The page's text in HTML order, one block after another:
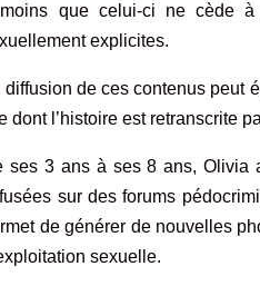
que celui-ci ne cède à
explicites.
diffusion de ces contenus peut
dont l’histoire est retranscrite
ses 3 ans à ses 8 ans, Olivia
sur des forums
de générer de nouvelles
sexuelle.